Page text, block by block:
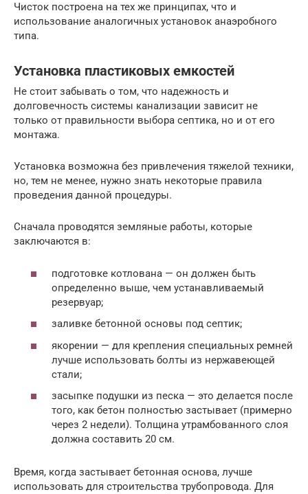
Чисток построена на тех же принципах, что и
использование аналогичных установок анаэробного
типа.
Установка пластиковых емкостей
Не стоит забывать о том, что надежность и
долговечность системы канализации зависит не
только от правильности выбора септика, но и от его
монтажа.
Установка возможна без привлечения тяжелой техники,
но, тем не менее, нужно знать некоторые правила
проведения данной процедуры.
Сначала проводятся земляные работы, которые
заключаются в:
подготовке котлована — он должен быть
определенно выше, чем устанавливаемый
резервуар;
заливке бетонной основы под септик;
якорении — для крепления специальных ремней
лучше использовать болты из нержавеющей
стали;
засыпке подушки из песка — это делается после
того, как бетон полностью застывает (примерно
через 2 недели). Толщина утрамбованного слоя
должна составить 20 см.
Время, когда застывает бетонная основа, лучше
использовать для строительства трубопровода. Для